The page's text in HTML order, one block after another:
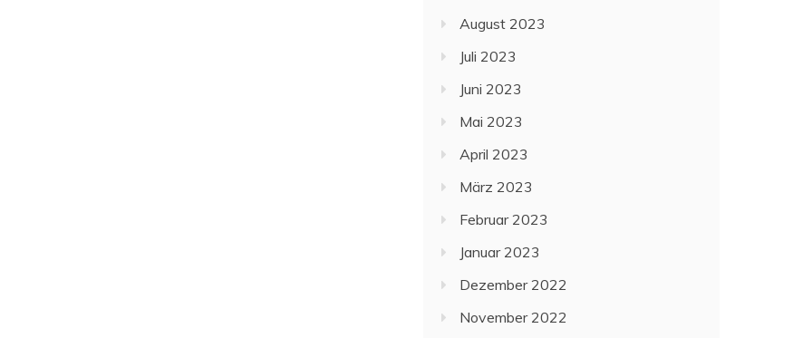
August 2023
Juli 2023
Juni 2023
Mai 2023
April 2023
März 2023
Februar 2023
Januar 2023
Dezember 2022
November 2022